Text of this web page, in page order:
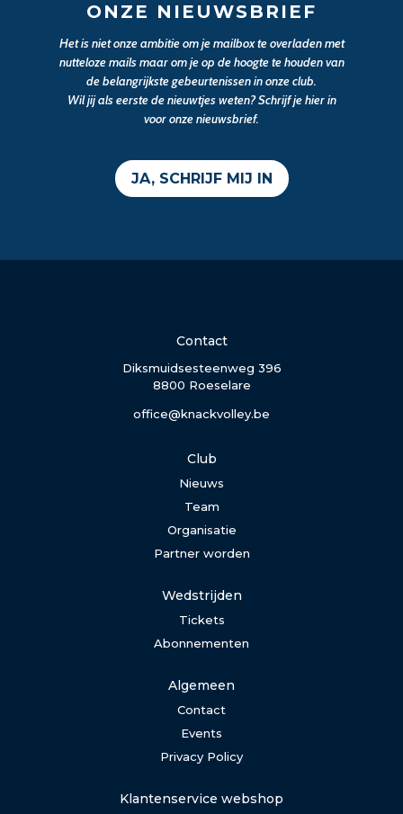
ONZE NIEUWSBRIEF
Het is niet onze ambitie om je mailbox te overladen met
nutteloze mails maar om je op de hoogte te houden van
de belangrijkste gebeurtenissen in onze club.
Wil jij als eerste de nieuwtjes weten? Schrijf je hier in
voor onze nieuwsbrief.
JA, SCHRIJF MIJ IN
Contact
Diksmuidsesteenweg 396
8800 Roeselare
office@knackvolley.be
Club
Nieuws
Team
Organisatie
Partner worden
Wedstrijden
Tickets
Abonnementen
Algemeen
Contact
Events
Privacy Policy
Klantenservice webshop